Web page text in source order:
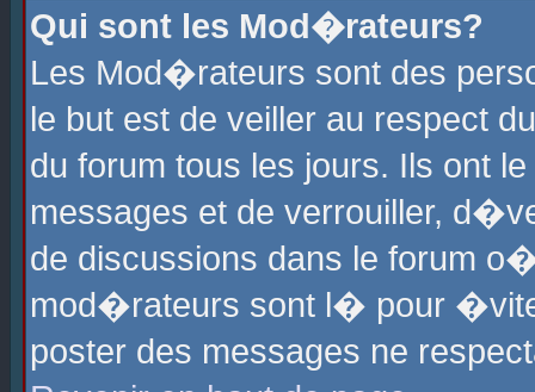
Qui sont les Mod�rateurs?
Les Mod�rateurs sont des
le but est de veiller au respect
du forum tous les jours. Ils ont
messages et de verrouiller,
de discussions dans le forum
mod�rateurs sont l� pour
poster des messages ne